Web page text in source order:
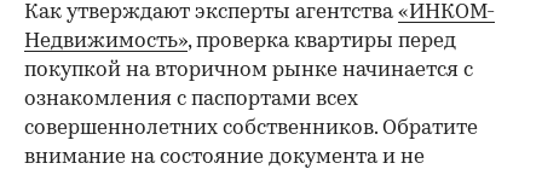
Как утверждают эксперты агентства«ИНКОМ-
Недвижимость», проверка квартиры перед
покупкой на вторичном рынке начинается с
ознакомления с паспортами всех
совершеннолетних собственников. Обратите
внимание на состояние документа и не